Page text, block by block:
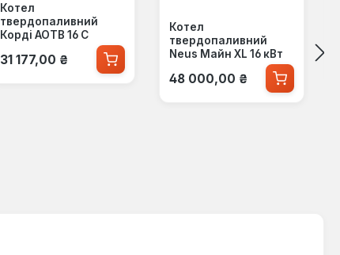
Котел
твердопаливний
Корді АОТВ 16 C
Звичайна ціна:
31 177,00 ₴
Котел
твердопаливний
Neus Майн XL 16 кВт
Звичайна ціна:
48 000,00 ₴